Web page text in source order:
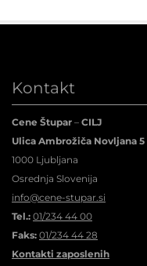
Kontakt
Cene Štupar – CILJ
Ulica Ambrožiča Novljana 5
1000 Ljubljana
Osrednja Slovenija
info@cene-stupar.si
Tel.: 01/234 44 00
Faks: 01/234 44 28
Kontakti zaposlenih